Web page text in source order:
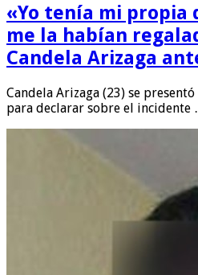
«Yo tenía mi propia
me la habían
Candela Arizaga
Candela Arizaga (23) se
para declarar sobre el incidente